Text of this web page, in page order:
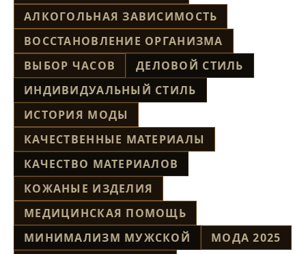
АЛКОГОЛЬНАЯ ЗАВИСИМОСТЬ
ВОССТАНОВЛЕНИЕ ОРГАНИЗМА
ВЫБОР ЧАСОВ
ДЕЛОВОЙ СТИЛЬ
ИНДИВИДУАЛЬНЫЙ СТИЛЬ
ИСТОРИЯ МОДЫ
КАЧЕСТВЕННЫЕ МАТЕРИАЛЫ
КАЧЕСТВО МАТЕРИАЛОВ
КОЖАНЫЕ ИЗДЕЛИЯ
МЕДИЦИНСКАЯ ПОМОЩЬ
МИНИМАЛИЗМ МУЖСКОЙ
МОДА 2025